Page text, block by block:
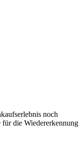
noch
für die Wiedererkennung